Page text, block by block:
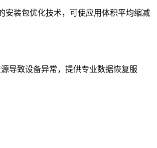
安装包优化技术，可使应用体积平均缩减
导致设备异常，提供专业数据恢复服